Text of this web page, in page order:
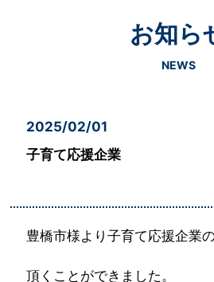
お知ら
NEWS
2025/02/01
子育て応援企業
豊橋市様より子育て応援企業
頂くことができました。